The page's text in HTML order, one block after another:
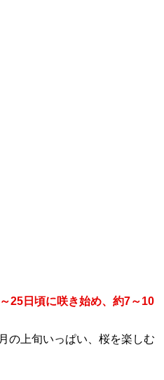
25日頃に咲き始め、約7～10
の上旬いっぱい、桜を楽しむ